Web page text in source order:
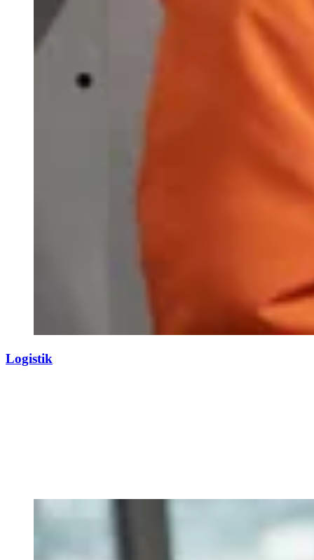
Logistik